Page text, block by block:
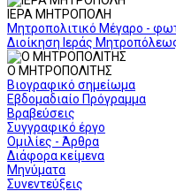
ΙΕΡΑ ΜΗΤΡΟΠΟΛΗ
Μητροπολιτικό Μέγαρο -
Διοίκηση Ιεράς
Ο ΜΗΤΡΟΠΟΛΙΤΗΣ
Βιογραφικό σημείωμα
Εβδομαδιαίο Πρόγραμμα
Βραβεύσεις
Συγγραφικό έργο
Ομιλίες - Άρθρα
Διάφορα κείμενα
Μηνύματα
Συνεντεύξεις